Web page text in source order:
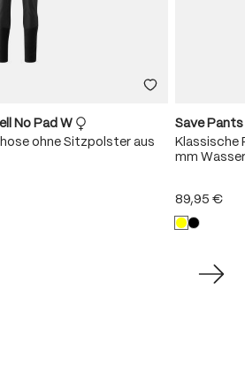
No Pad W
ohne Sitzpolster aus
Save
Klassische
mm
89,95 €